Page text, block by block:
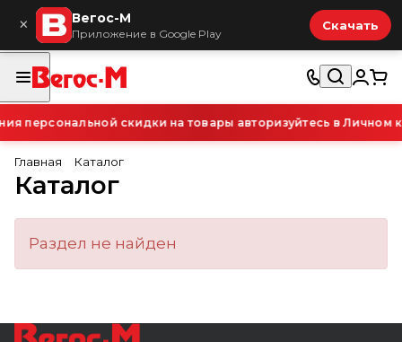
× Вегос-М
Приложение в Google Play
Скачать
персональной скидки на товары авторизуйтесь в Личном
Главная Каталог
Каталог
Раздел не найден